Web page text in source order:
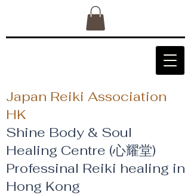
Japan Reiki Association
HK
Shine Body & Soul
Healing Centre (心耀堂)
​Professinal Reiki healing in
Hong Kong